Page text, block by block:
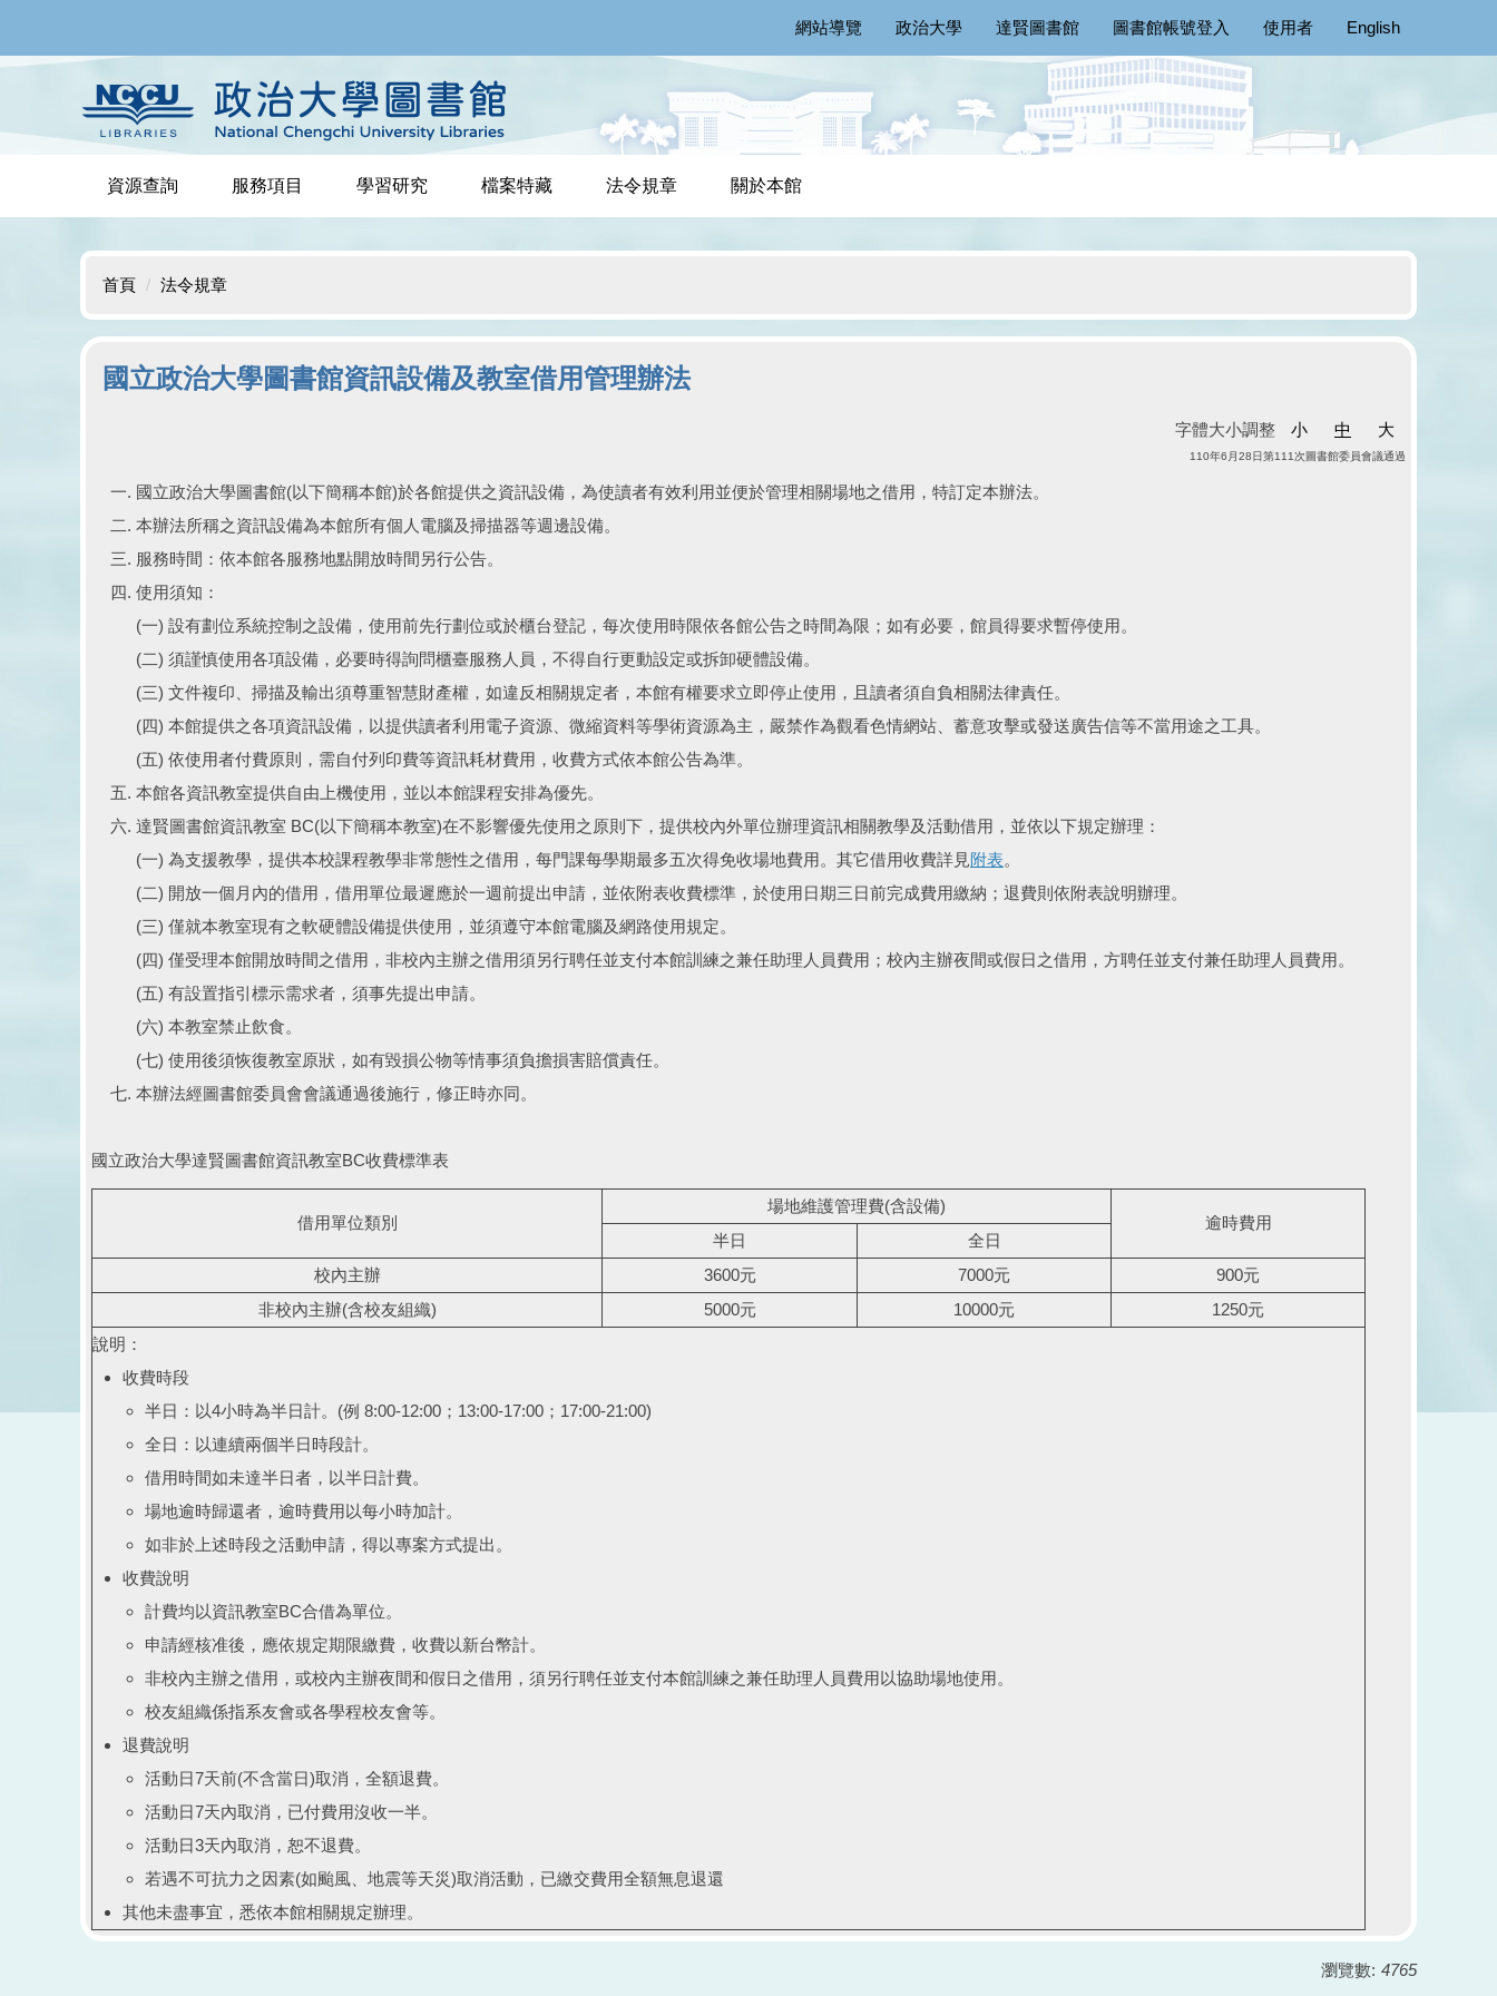
主
容
網站導覽 政治大學 達賢圖書館 圖書館帳號登入 使用者 English
資源查詢 服務項目 學習研究 檔案特藏 法令規章 關於本館
首頁 法令規章
國立政治大學圖書館資訊設備及教室借用管理辦法
字體大小調整 小 中 大
110年6月28日第111次圖書館委員會議通過
國立政治大學圖書館(以下簡稱本館)於各館提供之資訊設備，為使讀者有效利用並便於管理相關場地之借用，特訂定本辦法。
本辦法所稱之資訊設備為本館所有個人電腦及掃描器等週邊設備。
服務時間：依本館各服務地點開放時間另行公告。
使用須知：
(一) 設有劃位系統控制之設備，使用前先行劃位或於櫃台登記，每次使用時限依各館公告之時間為限；如有必要，館員得要求暫停使用。
(二) 須謹慎使用各項設備，必要時得詢問櫃臺服務人員，不得自行更動設定或拆卸硬體設備。
(三) 文件複印、掃描及輸出須尊重智慧財產權，如違反相關規定者，本館有權要求立即停止使用，且讀者須自負相關法律責任。
(四) 本館提供之各項資訊設備，以提供讀者利用電子資源、微縮資料等學術資源為主，嚴禁作為觀看色情網站、蓄意攻擊或發送廣告信等不當用途之工具。
(五) 依使用者付費原則，需自付列印費等資訊耗材費用，收費方式依本館公告為準。
本館各資訊教室提供自由上機使用，並以本館課程安排為優先。
達賢圖書館資訊教室 BC(以下簡稱本教室)在不影響優先使用之原則下，提供校內外單位辦理資訊相關教學及活動借用，並依以下規定辦理：
(一) 為支援教學，提供本校課程教學非常態性之借用，每門課每學期最多五次得免收場地費用。其它借用收費詳見附表。
(二) 開放一個月內的借用，借用單位最遲應於一週前提出申請，並依附表收費標準，於使用日期三日前完成費用繳納；退費則依附表說明辦理。
(三) 僅就本教室現有之軟硬體設備提供使用，並須遵守本館電腦及網路使用規定。
(四) 僅受理本館開放時間之借用，非校內主辦之借用須另行聘任並支付本館訓練之兼任助理人員費用；校內主辦夜間或假日之借用，方聘任並支付兼任助理人員費用。
(五) 有設置指引標示需求者，須事先提出申請。
(六) 本教室禁止飲食。
(七) 使用後須恢復教室原狀，如有毀損公物等情事須負擔損害賠償責任。
本辦法經圖書館委員會會議通過後施行，修正時亦同。
國立政治大學達賢圖書館資訊教室BC收費標準表
借用單位類別
場地維護管理費(含設備)
逾時費用
半日
全日
校內主辦
3600元 7000元
900元
非校內主辦(含校友組織)
5000元 10000元
1250元
說明：
收費時段
半日：以4小時為半日計。(例 8:00-12:00；13:00-17:00；17:00-21:00)
全日：以連續兩個半日時段計。
借用時間如未達半日者，以半日計費。
場地逾時歸還者，逾時費用以每小時加計。
如非於上述時段之活動申請，得以專案方式提出。
收費說明
計費均以資訊教室BC合借為單位。
申請經核准後，應依規定期限繳費，收費以新台幣計。
非校內主辦之借用，或校內主辦夜間和假日之借用，須另行聘任並支付本館訓練之兼任助理人員費用以協助場地使用。
校友組織係指系友會或各學程校友會等。
退費說明
活動日7天前(不含當日)取消，全額退費。
活動日7天內取消，已付費用沒收一半。
活動日3天內取消，恕不退費。
若遇不可抗力之因素(如颱風、地震等天災)取消活動，已繳交費用全額無息退還
其他未盡事宜，悉依本館相關規定辦理。
瀏覽數: 4765